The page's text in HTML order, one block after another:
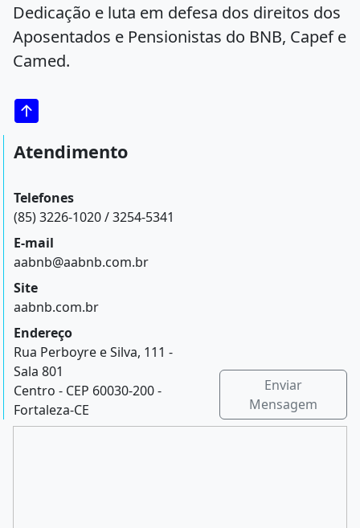
Dedicação e luta em defesa dos direitos dos
Aposentados e Pensionistas do BNB, Capef e
Camed.
Atendimento
Telefones
(85) 3226-1020 / 3254-5341
E-mail
aabnb@aabnb.com.br
Site
aabnb.com.br
Endereço
Rua Perboyre e Silva, 111 -
Sala 801
Centro - CEP 60030-200 -
Fortaleza-CE
Enviar
Mensagem